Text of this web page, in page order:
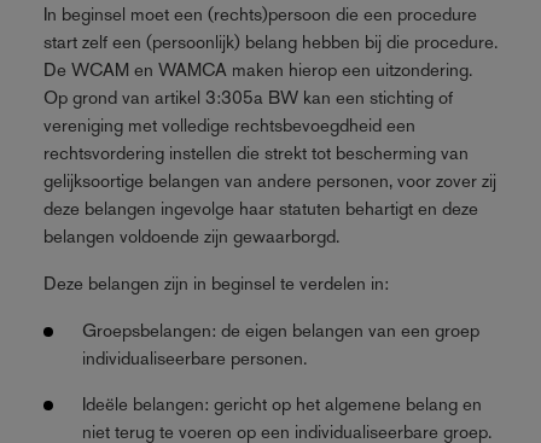
In beginsel moet een (rechts)persoon die een procedure
start zelf een (persoonlijk) belang hebben bij die procedure.
De WCAM en WAMCA maken hierop een uitzondering.
Op grond van artikel 3:305a BW kan een stichting of
vereniging met volledige rechtsbevoegdheid een
rechtsvordering instellen die strekt tot bescherming van
gelijksoortige belangen van andere personen, voor zover zij
deze belangen ingevolge haar statuten behartigt en deze
belangen voldoende zijn gewaarborgd.
Deze belangen zijn in beginsel te verdelen in:
Groepsbelangen: de eigen belangen van een groep
individualiseerbare personen.
Ideële belangen: gericht op het algemene belang en
niet terug te voeren op een individualiseerbare groep.